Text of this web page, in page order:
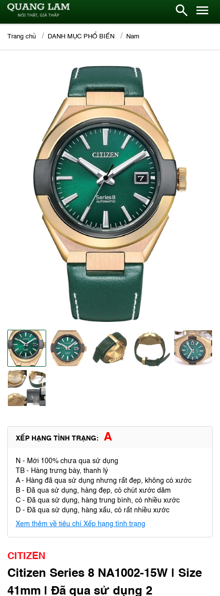
Trang chủ DANH MỤC PHỔ BIẾN Nam
XẾP HẠNG TÌNH TRẠNG: A
N - Mới 100% chưa qua sử dụng
TB - Hàng trưng bày, thanh lý
A - Hàng đã qua sử dụng nhưng rất đẹp, không có xước
B - Đã qua sử dụng, hàng đẹp, có chút xước dăm
C - Đã qua sử dụng, hàng trung bình, có nhiều xước
D - Đã qua sử dụng, hàng xấu, có rất nhiều xước
Xem thêm về tiêu chí Xếp hạng tình trạng
CITIZEN
Citizen Series 8 NA1002-15W | Size
41mm | Đã qua sử dụng 2